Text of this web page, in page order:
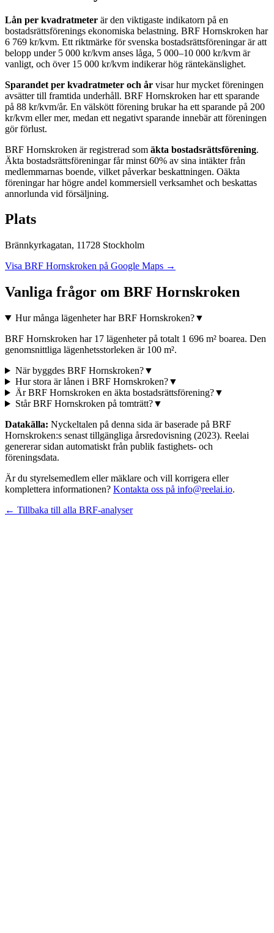
Lån per kvadratmeter är den viktigaste indikatorn på en
bostadsrättsförenings ekonomiska belastning. BRF Hornskroken har
6 769 kr/kvm. Ett riktmärke för svenska bostadsrättsföreningar är att
belopp under 5 000 kr/kvm anses låga, 5 000–10 000 kr/kvm är
vanligt, och över 15 000 kr/kvm indikerar hög räntekänslighet.
Sparandet per kvadratmeter och år visar hur mycket föreningen
avsätter till framtida underhåll. BRF Hornskroken har ett sparande
på 88 kr/kvm/år. En välskött förening brukar ha ett sparande på 200
kr/kvm eller mer, medan ett negativt sparande innebär att föreningen
gör förlust.
BRF Hornskroken är registrerad som äkta bostadsrättsförening.
Äkta bostadsrättsföreningar får minst 60% av sina intäkter från
medlemmarnas boende, vilket påverkar beskattningen. Oäkta
föreningar har högre andel kommersiell verksamhet och beskattas
annorlunda vid försäljning.
Plats
Brännkyrkagatan, 11728 Stockholm
Visa BRF Hornskroken på Google Maps →
Vanliga frågor om BRF Hornskroken
Hur många lägenheter har BRF Hornskroken?▼
BRF Hornskroken har 17 lägenheter på totalt 1 696 m² boarea. Den
genomsnittliga lägenhetsstorleken är 100 m².
När byggdes BRF Hornskroken?▼
Hur stora är lånen i BRF Hornskroken?▼
Är BRF Hornskroken en äkta bostadsrättsförening?▼
Står BRF Hornskroken på tomträtt?▼
Datakälla: Nyckeltalen på denna sida är baserade på BRF
Hornskroken:s senast tillgängliga årsredovisning (2023). Reelai
genererar sidan automatiskt från publik fastighets- och
föreningsdata.
Är du styrelsemedlem eller mäklare och vill korrigera eller
komplettera informationen? Kontakta oss på info@reelai.io.
← Tillbaka till alla BRF-analyser